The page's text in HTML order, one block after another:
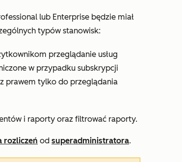
lub Enterprise będzie miał
typów stanowisk:
przeglądanie usług
w przypadku subskrypcji
prawem tylko do przeglądania
i raporty oraz filtrować raporty.
rozliczeń od superadministratora.